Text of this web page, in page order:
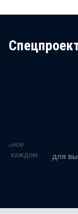
в каждом
для